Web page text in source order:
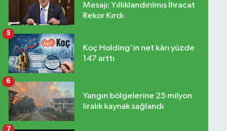
Mesajı: Yıllıklandırılmış İhracat
Rekor Kırdı
Koç Holding'in net kârı yüzde
147 arttı
5
Yangın bölgelerine 25 milyon
liralık kaynak sağlandı
6
7